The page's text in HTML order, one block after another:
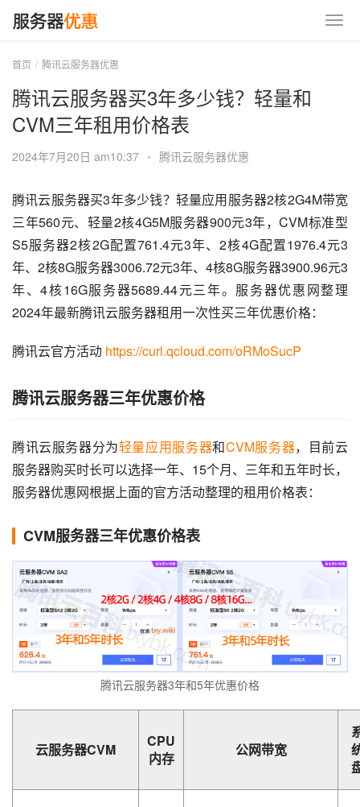
首页 腾讯云服务器优惠
腾讯云服务器买3年多少钱？轻量和
CVM三年租用价格表
2024年7月20日 am10:37 • 腾讯云服务器优惠
腾讯云服务器买3年多少钱？轻量应用服务器2核2G4M带宽
三年560元、轻量2核4G5M服务器900元3年，CVM标准型
S5服务器2核2G配置761.4元3年、2核4G配置1976.4元3
年、2核8G服务器3006.72元3年、4核8G服务器3900.96元3
年、4核16G服务器5689.44元三年。服务器优惠网整理
2024年最新腾讯云服务器租用一次性买三年优惠价格：
腾讯云官方活动 https://curl.qcloud.com/oRMoSucP
腾讯云服务器三年优惠价格
腾讯云服务器分为轻量应用服务器和CVM服务器，目前云
服务器购买时长可以选择一年、15个月、三年和五年时长，
服务器优惠网根据上面的官方活动整理的租用价格表：
CVM服务器三年优惠价格表
腾讯云服务器3年和5年优惠价格
云服务器CVM
CPU
内存
公网带宽